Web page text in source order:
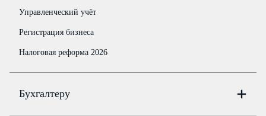
Управленческий учёт
Регистрация бизнеса
Налоговая реформа 2026
Бухгалтеру